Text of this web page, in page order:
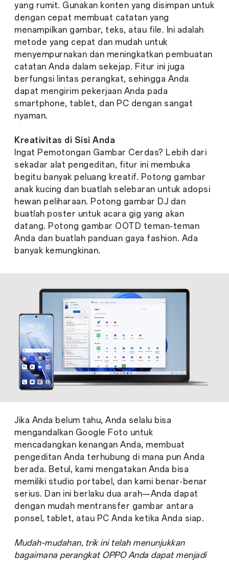
yang rumit. Gunakan konten yang disimpan untuk
dengan cepat membuat catatan yang
menampilkan gambar, teks, atau file. Ini adalah
metode yang cepat dan mudah untuk
menyempurnakan dan meningkatkan pembuatan
catatan Anda dalam sekejap. Fitur ini juga
berfungsi lintas perangkat, sehingga Anda
dapat mengirim pekerjaan Anda pada
smartphone, tablet, dan PC dengan sangat
nyaman.
Kreativitas di Sisi Anda
Ingat Pemotongan Gambar Cerdas? Lebih dari
sekadar alat pengeditan, fitur ini membuka
begitu banyak peluang kreatif. Potong gambar
anak kucing dan buatlah selebaran untuk adopsi
hewan peliharaan. Potong gambar DJ dan
buatlah poster untuk acara gig yang akan
datang. Potong gambar OOTD teman-teman
Anda dan buatlah panduan gaya fashion. Ada
banyak kemungkinan.
Jika Anda belum tahu, Anda selalu bisa
mengandalkan Google Foto untuk
mencadangkan kenangan Anda, membuat
pengeditan Anda terhubung di mana pun Anda
berada. Betul, kami mengatakan Anda bisa
memiliki studio portabel, dan kami benar-benar
serius. Dan ini berlaku dua arah—Anda dapat
dengan mudah mentransfer gambar antara
ponsel, tablet, atau PC Anda ketika Anda siap.
Mudah-mudahan, trik ini telah menunjukkan
bagaimana perangkat OPPO Anda dapat menjadi